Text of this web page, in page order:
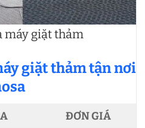
máy giặt thảm
giặt thảm tận nơi
ĐƠN GIÁ